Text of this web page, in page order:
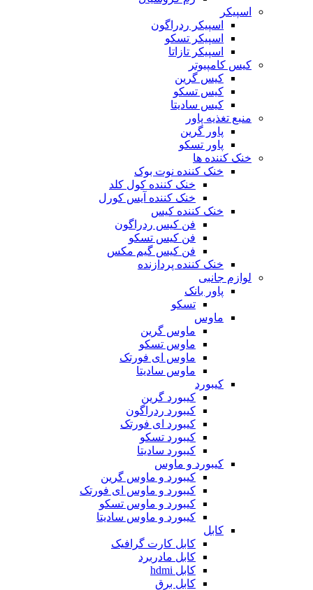
اسپیکر
اسپیکر ردراگون
اسپیکر تسکو
اسپیکر تازاتا
کیس کامپیوتر
کیس گرین
کیس تسکو
کیس سادیتا
منبع تغذیه‌ پاور
پاور گرین
پاور تسکو
خنک کننده ها
خنک کننده نوت بوک
خنک کننده کول کلد
خنک کننده آیس کورل
خنک کننده کیس
فن کیس ردراگون
فن کیس تسکو
فن کیس گیم مکس
خنک کننده پردازنده
لوازم جانبی
پاور بانک
تسکو
ماوس
ماوس گرین
ماوس تسکو
ماوس ای فورتک
ماوس سادیتا
کیبورد
کیبورد گرین
کیبورد ردراگون
کیبورد ای فورتک
کیبورد تسکو
کیبورد سادیتا
کیبورد و ماوس
کیبورد و ماوس گرین
کیبورد و ماوس ای فورتک
کیبورد و ماوس تسکو
کیبورد و ماوس سادیتا
کابل
کابل کارت گرافیک
کابل مادربرد
کابل hdmi
کابل برق